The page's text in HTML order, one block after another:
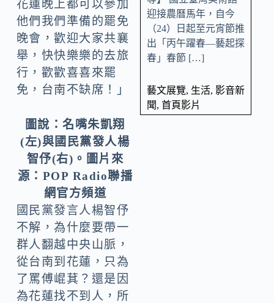
花蓮晚上都可以參加
他們我們準備的罷免
晚會，歡迎大家共襄
舉，快快樂樂的去旅
行，歡歡喜喜來罷
免，台南不缺席！」
圖說：名嘴朱凱翔
(左)與國民黨發人楊
智伃(右)。圖片來
源：POP Radio聯播
網官方頻道
國民黨發言人楊智伃
不解，為什麼要帶一
群人翻越中央山脈，
從台南到花蓮，只為
了罵傅崐萁？還是因
為花蓮找不到人，所
迎接農曆馬年，自今
（24）日起至元宵節推
出「丙午躍春—藝起探
春」春節 […]
藝文展覽, 生活, 影音新
聞, 首頁影片